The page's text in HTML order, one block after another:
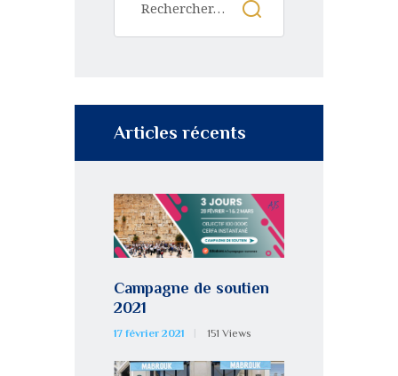
Articles récents
Campagne de soutien
2021
17 février 2021 151 Views